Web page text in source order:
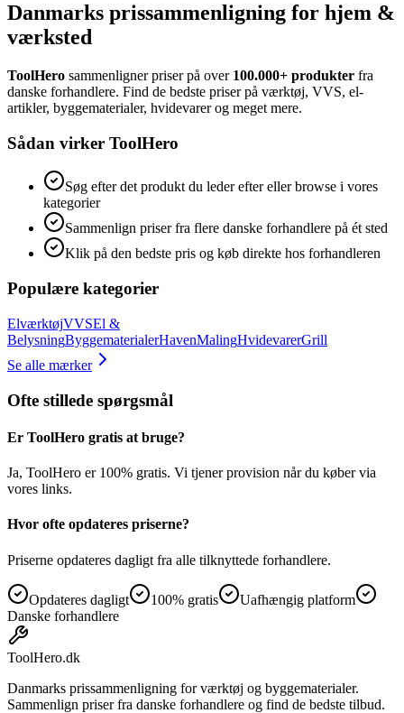
Danmarks prissammenligning for hjem &
værksted
ToolHero sammenligner priser på over 100.000+ produkter fra
danske forhandlere. Find de bedste priser på værktøj, VVS, el-
artikler, byggematerialer, hvidevarer og meget mere.
Sådan virker ToolHero
Søg efter det produkt du leder efter eller browse i vores
kategorier
Sammenlign priser fra flere danske forhandlere på ét sted
Klik på den bedste pris og køb direkte hos forhandleren
Populære kategorier
ElværktøjVVSEl &
BelysningByggematerialerHavenMalingHvidevarerGrill
Se alle mærker
Ofte stillede spørgsmål
Er ToolHero gratis at bruge?
Ja, ToolHero er 100% gratis. Vi tjener provision når du køber via
vores links.
Hvor ofte opdateres priserne?
Priserne opdateres dagligt fra alle tilknyttede forhandlere.
Opdateres dagligt 100% gratis
Uafhængig platform
Danske forhandlere
ToolHero.dk
Danmarks prissammenligning for værktøj og byggematerialer.
Sammenlign priser fra danske forhandlere og find de bedste tilbud.